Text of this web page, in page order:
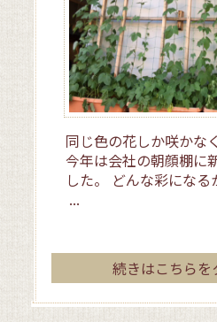
同じ色の花しか咲かな
今年は会社の朝顔棚に
した。 どんな彩になる
...
続きはこちらを